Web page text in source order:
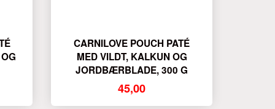
CARNILOVE POUCH PATÉ
MED VILDT, KALKUN OG
JORDBÆRBLADE, 300 G
45,00